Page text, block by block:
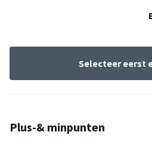
Selecteer eerst
Plus-& minpunten